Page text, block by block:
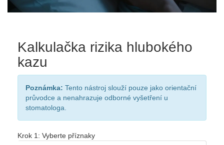
Kalkulačka rizika hlubokého
kazu
Poznámka: Tento nástroj slouží pouze jako orientační
průvodce a nenahrazuje odborné vyšetření u
stomatologa.
Krok 1: Vyberte příznaky